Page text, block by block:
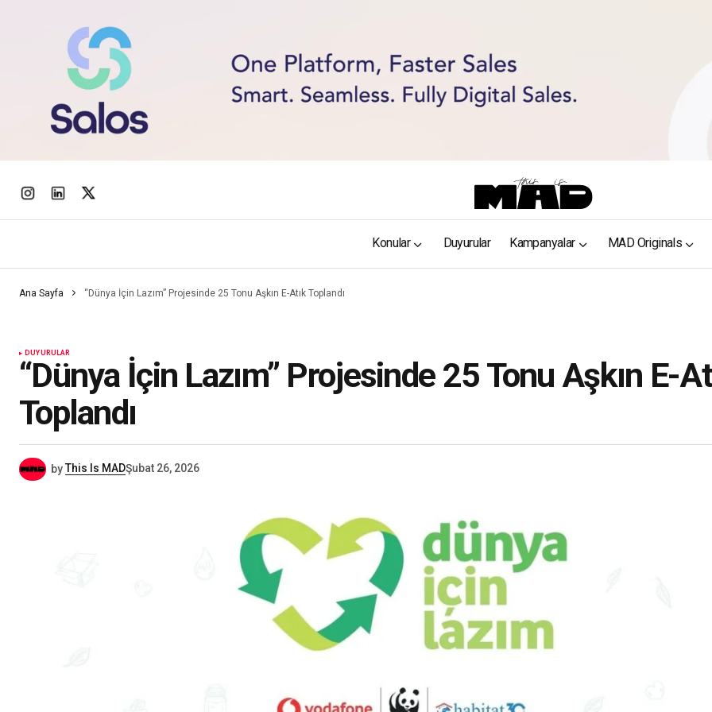
Konular Duyurular Kampanyalar MAD Originals
Ana Sayfa “Dünya İçin Lazım” Projesinde 25 Tonu Aşkın E-Atık Toplandı
DUYURULAR
“Dünya İçin Lazım” Projesinde 25 Tonu Aşkın E-
Toplandı
byThis Is MADŞubat 26, 2026